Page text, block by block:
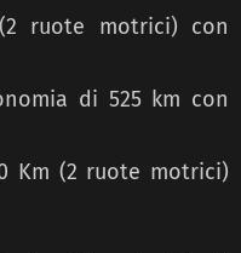
ruote motrici) con
di 525 km con
Km (2 ruote motrici)